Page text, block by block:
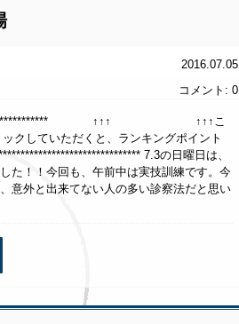
2016.07.05
コメント: 0
↑↑↑ ↑↑↑こ
クしていただくと、ランキングポイント
7.3の日曜日は、
た！！今回も、午前中は実技訓練です。今
意外と出来てない人の多い診察法だと思い